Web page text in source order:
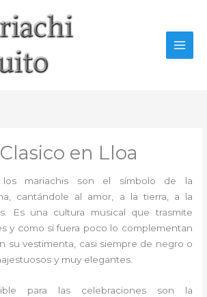
en Lloa
los mariachis son el símbolo de la
cantándole al amor, a la tierra, a la
Es una cultura musical que trasmite
y como si fuera poco lo complementan
su vestimenta, casi siempre de negro o
y muy elegantes.
para las celebraciones son la